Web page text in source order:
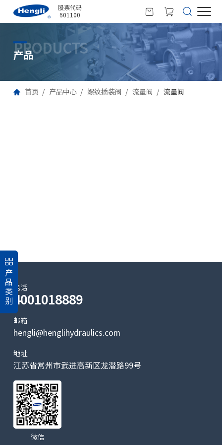
股票代码
601100
PRODUCTS
产品
首页 产品中心 螺纹插装阀 流量阀 流量阀
产
品
类
别
电话
4001018889
邮箱
hengli@henglihydraulics.com
地址
江苏省常州市武进高新区龙潜路99号
微信